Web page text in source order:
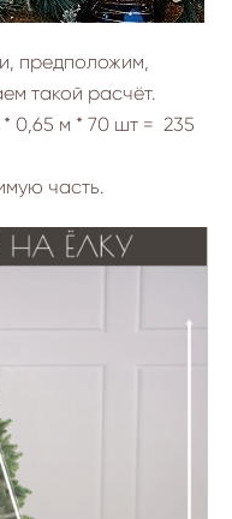
предположим,
такой расчёт.
* 0,65 м * 70 шт = 235
часть.